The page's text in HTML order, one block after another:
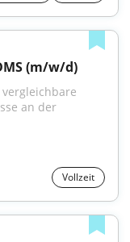
(m/w/d)
an der
Vollzeit